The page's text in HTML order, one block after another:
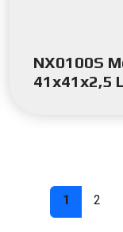
NX0100S
41x41x2,5
1 2